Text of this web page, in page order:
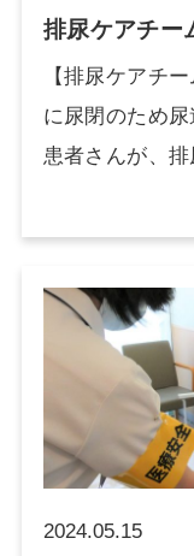
間6、7回行っ
外向けに倫理
排尿ケアチー
【排尿ケアチ
に尿閉のため
患者さんが、
できる、ある
排尿する）を
です。2018年
外来と連携し
す。尿道カテ
路感染を防止
さんの減少、
2024.05.15